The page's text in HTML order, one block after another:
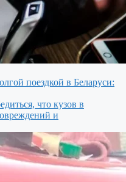
поездкой в Беларуси:
что кузов в
и